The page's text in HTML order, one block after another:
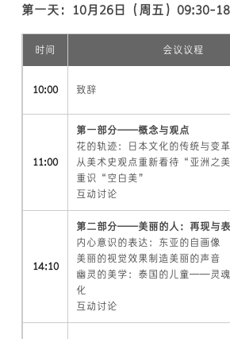
第一天：10月26日（周五）09:30-
时间 会议议程
10:00 致辞
11:00
第一部分——概念与观点
花的轨迹：日本文化的传统与变革
从美术史观点重新看待“亚洲之
重识“空白美”
互动讨论
14:10
第二部分——美丽的人：再现与
内心意识的表达：东亚的自画像
美丽的视觉效果制造美丽的声音
幽灵的美学：泰国的儿童——灵
化
互动讨论